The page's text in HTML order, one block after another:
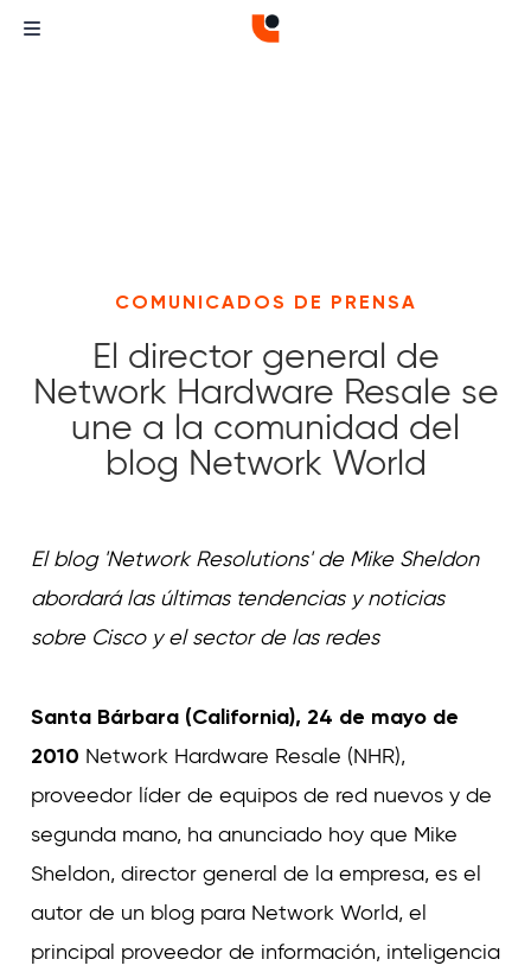
COMUNICADOS DE PRENSA
El director general de
Network Hardware Resale se
une a la comunidad del
blog Network World
El blog 'Network Resolutions' de Mike Sheldon
abordará las últimas tendencias y noticias
sobre Cisco y el sector de las redes
Santa Bárbara (California), 24 de mayo de
2010 Network Hardware Resale (NHR),
proveedor líder de equipos de red nuevos y de
segunda mano, ha anunciado hoy que Mike
Sheldon, director general de la empresa, es el
autor de un blog para Network World, el
principal proveedor de información, inteligencia